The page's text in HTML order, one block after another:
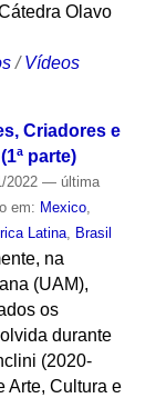
Olavo
/Vídeos
Criadores e
parte)
2022 — última
em: Mexico,
Latina, Brasil
na
(UAM),
os
durante
(2020-
Arte, Cultura e